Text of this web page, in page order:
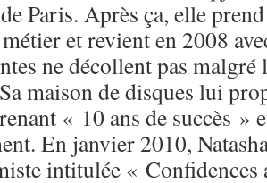
Paris. Après ça, elle
et revient en 2008
ne décollent pas
maison de disques lui
« 10 ans de succès »
En janvier 2010,
intitulée « Confidences